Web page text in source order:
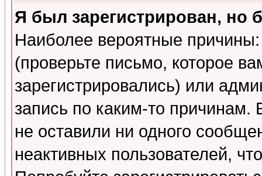
Я был зарегистрирован, но
Наиболее вероятные
(проверьте письмо, которое
зарегистрировались) или
запись по каким-то
не оставили ни одного
неактивных пользователей,